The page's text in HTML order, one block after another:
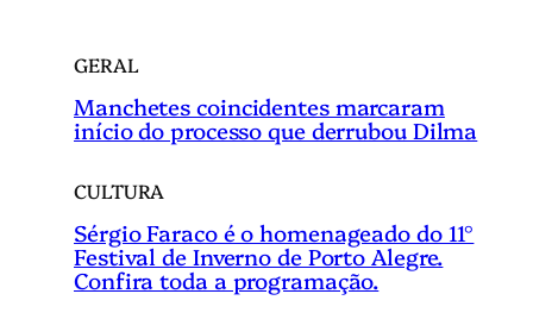
GERAL
Manchetes coincidentes marcaram
início do processo que derrubou Dilma
CULTURA
Sérgio Faraco é o homenageado do 11°
Festival de Inverno de Porto Alegre.
Confira toda a programação.